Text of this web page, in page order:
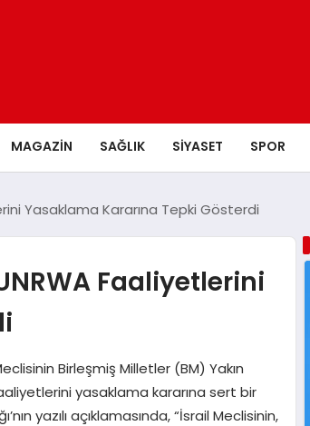
MAGAZIN SAĞLIK SIYASET SPOR
Yasaklama Kararına Tepki Gösterdi
Faaliyetlerini
Birleşmiş Milletler (BM) Yakın
yasaklama kararına sert bir
yazılı açıklamasında, “İsrail Meclisinin,